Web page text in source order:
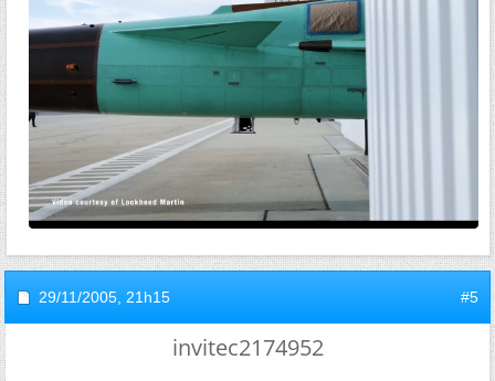
29/11/2005, 21h15 #5
invitec2174952